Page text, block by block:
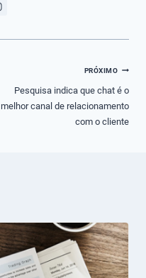
PRÓXIMO
Pesquisa indica que chat é o
melhor canal de relacionamento
com o cliente